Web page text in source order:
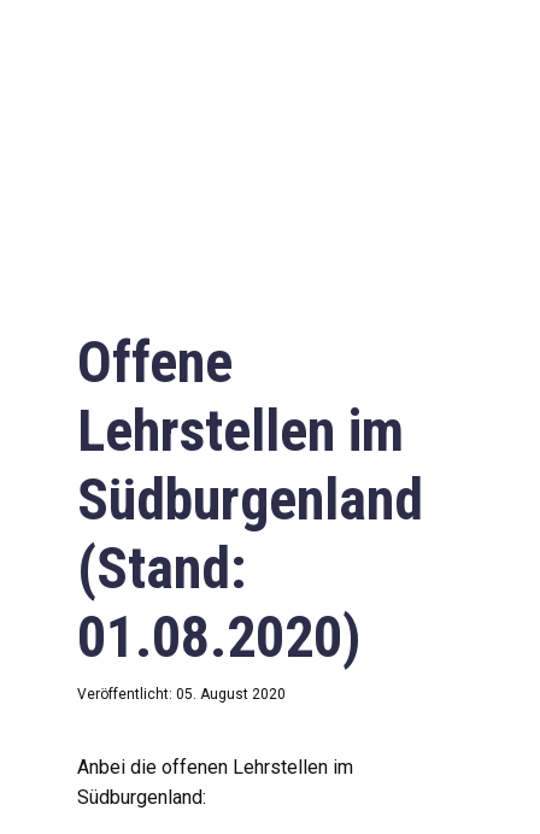
Offene
Lehrstellen im
Südburgenland
(Stand:
01.08.2020)
Veröffentlicht: 05. August 2020
Anbei die offenen Lehrstellen im
Südburgenland: